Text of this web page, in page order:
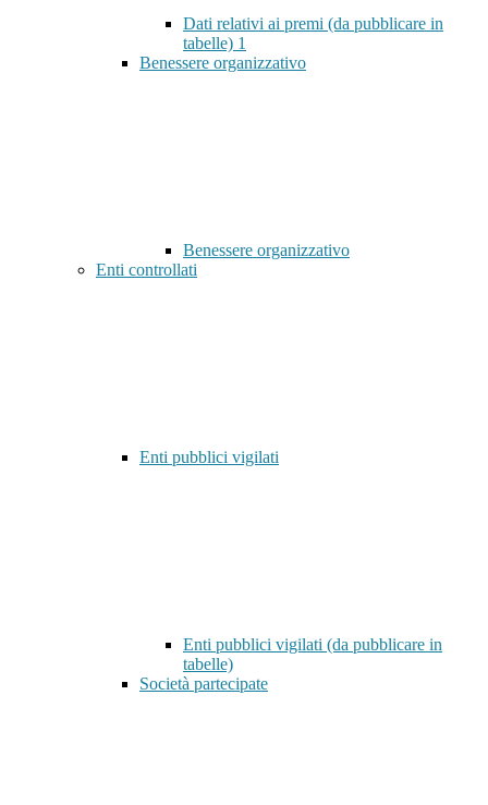
Dati relativi ai premi (da pubblicare in
tabelle) 1
Benessere organizzativo
Benessere organizzativo
Enti controllati
Enti pubblici vigilati
Enti pubblici vigilati (da pubblicare in
tabelle)
Società partecipate